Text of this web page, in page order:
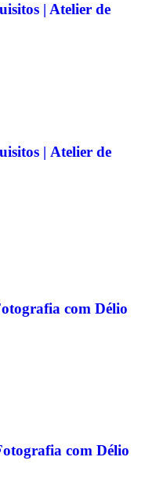
| Atelier de
| Atelier de
com Délio
com Délio